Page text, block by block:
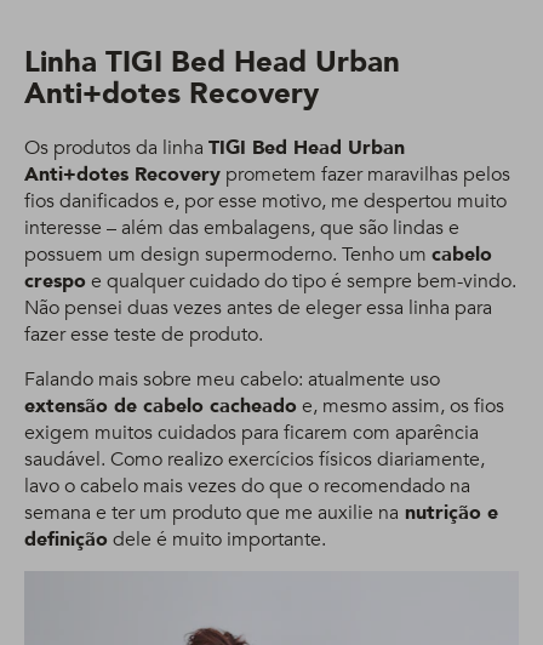
Linha TIGI Bed Head Urban
Anti+dotes Recovery
Os produtos da linha TIGI Bed Head Urban
Anti+dotes Recovery prometem fazer maravilhas pelos
fios danificados e, por esse motivo, me despertou muito
interesse – além das embalagens, que são lindas e
possuem um design supermoderno. Tenho um cabelo
crespo e qualquer cuidado do tipo é sempre bem-vindo.
Não pensei duas vezes antes de eleger essa linha para
fazer esse teste de produto.
Falando mais sobre meu cabelo: atualmente uso
extensão de cabelo cacheado e, mesmo assim, os fios
exigem muitos cuidados para ficarem com aparência
saudável. Como realizo exercícios físicos diariamente,
lavo o cabelo mais vezes do que o recomendado na
semana e ter um produto que me auxilie na nutrição e
definição dele é muito importante.